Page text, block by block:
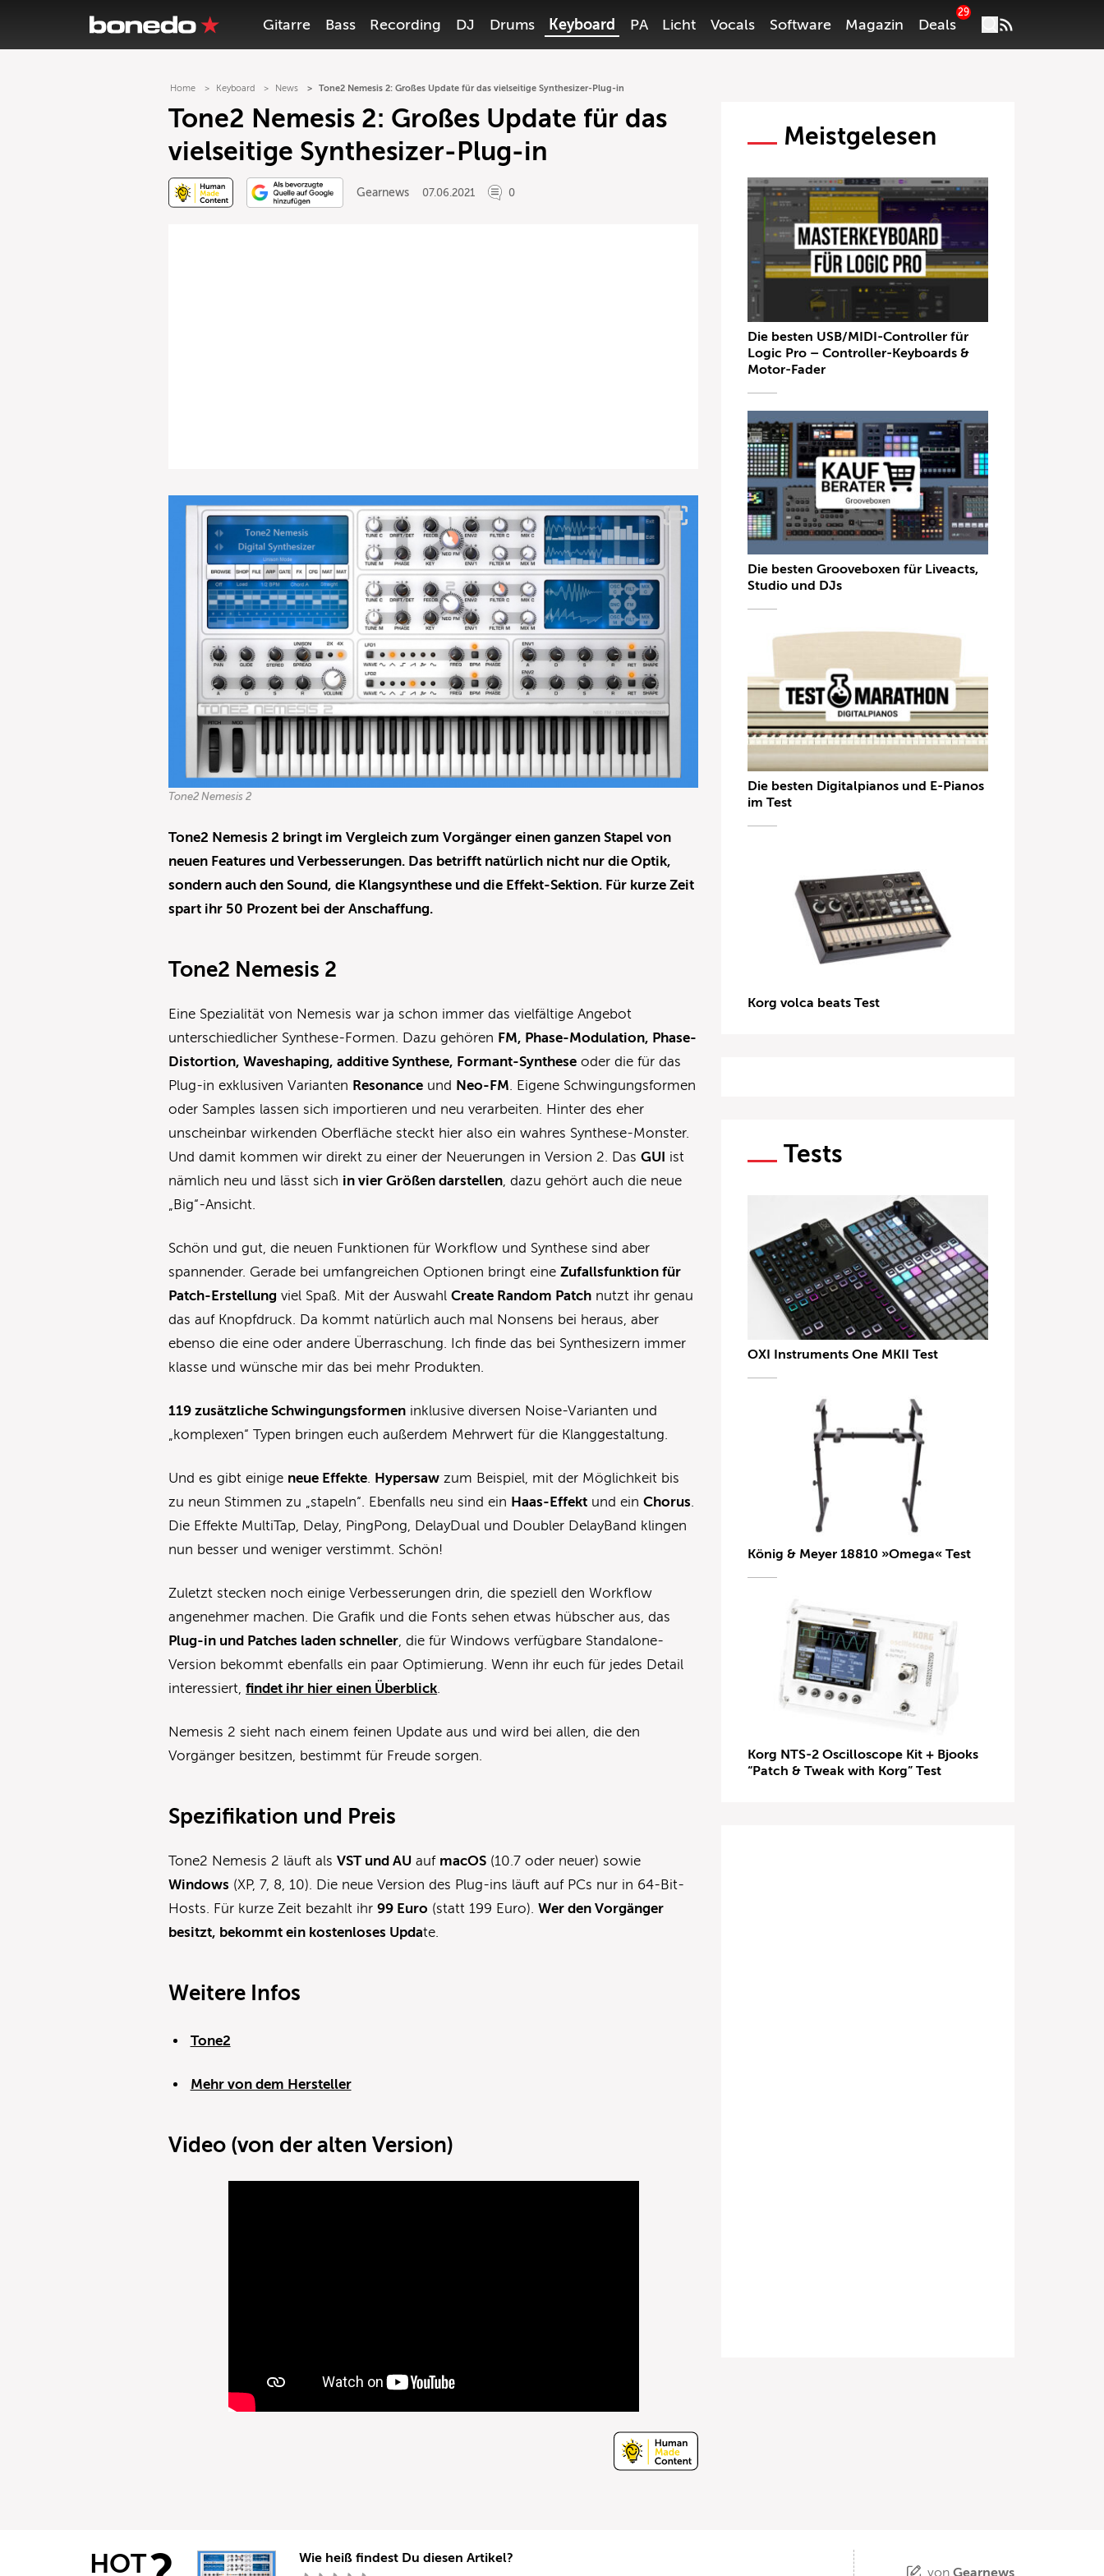
Gitarre Bass Recording DJ Drums Keyboard PA Licht Vocals Software Magazin Deals
29
Home Keyboard News Tone2 Nemesis 2: Großes Update für das vielseitige Synthesizer-Plug-in
Tone2 Nemesis 2: Großes Update für das
vielseitige Synthesizer-Plug-in
Gearnews 07.06.2021 0
Tone2 Nemesis 2
Tone2 Nemesis 2 bringt im Vergleich zum Vorgänger einen ganzen Stapel von
neuen Features und Verbesserungen. Das betrifft natürlich nicht nur die Optik,
sondern auch den Sound, die Klangsynthese und die Effekt-Sektion. Für kurze Zeit
spart ihr 50 Prozent bei der Anschaffung.
Tone2 Nemesis 2
Eine Spezialität von Nemesis war ja schon immer das vielfältige Angebot
unterschiedlicher Synthese-Formen. Dazu gehören FM, Phase-Modulation, Phase-
Distortion, Waveshaping, additive Synthese, Formant-Synthese oder die für das
Plug-in exklusiven Varianten Resonance und Neo-FM. Eigene Schwingungsformen
oder Samples lassen sich importieren und neu verarbeiten. Hinter des eher
unscheinbar wirkenden Oberfläche steckt hier also ein wahres Synthese-Monster.
Und damit kommen wir direkt zu einer der Neuerungen in Version 2. DasGUI ist
nämlich neu und lässt sich in vier Größen darstellen, dazu gehört auch die neue
„Big“-Ansicht.
Schön und gut, die neuen Funktionen für Workflow und Synthese sind aber
spannender. Gerade bei umfangreichen Optionen bringt eineZufallsfunktion für
Patch-Erstellung viel Spaß. Mit der AuswahlCreate Random Patch nutzt ihr genau
das auf Knopfdruck. Da kommt natürlich auch mal Nonsens bei heraus, aber
ebenso die eine oder andere Überraschung. Ich finde das bei Synthesizern immer
klasse und wünsche mir das bei mehr Produkten.
119 zusätzliche Schwingungsformen inklusive diversen Noise-Varianten und
„komplexen“ Typen bringen euch außerdem Mehrwert für die Klanggestaltung.
Und es gibt einige neue Effekte. Hypersaw zum Beispiel, mit der Möglichkeit bis
zu neun Stimmen zu „stapeln“. Ebenfalls neu sind ein Haas-Effekt und einChorus.
Die Effekte MultiTap, Delay, PingPong, DelayDual und Doubler DelayBand klingen
nun besser und weniger verstimmt. Schön!
Zuletzt stecken noch einige Verbesserungen drin, die speziell den Workflow
angenehmer machen. Die Grafik und die Fonts sehen etwas hübscher aus, das
Plug-in und Patches laden schneller, die für Windows verfügbare Standalone-
Version bekommt ebenfalls ein paar Optimierung. Wenn ihr euch für jedes Detail
interessiert,findet ihr hier einen Überblick.
Nemesis 2 sieht nach einem feinen Update aus und wird bei allen, die den
Vorgänger besitzen, bestimmt für Freude sorgen.
Spezifikation und Preis
Tone2 Nemesis 2 läuft alsVST und AU auf macOS (10.7 oder neuer) sowie
Windows (XP, 7, 8, 10). Die neue Version des Plug-ins läuft auf PCs nur in 64-Bit-
Hosts. Für kurze Zeit bezahlt ihr99 Euro (statt 199 Euro).Wer den Vorgänger
besitzt, bekommt ein kostenloses Update.
Weitere Infos
Tone2
Mehr von dem Hersteller
Video (von der alten Version)
Meistgelesen
Die besten USB/MIDI-Controller für
Logic Pro – Controller-Keyboards &
Motor-Fader
Die besten Grooveboxen für Liveacts,
Studio und DJs
Die besten Digitalpianos und E-Pianos
im Test
Korg volca beats Test
Tests
OXI Instruments One MKII Test
König & Meyer 18810 »Omega« Test
Korg NTS-2 Oscilloscope Kit + Bjooks
“Patch & Tweak with Korg” Test
HOT
Wie heiß findest Du diesen Artikel?
von Gearnews